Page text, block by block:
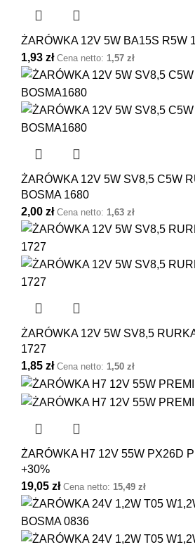
ŻARÓWKA 12V 5W BA15S R5W
1,93 zł Cena netto: 1,57 zł
ŻARÓWKA 12V 5W SV8,5 C5W
BOSMA 1680
2,00 zł Cena netto: 1,63 zł
ŻARÓWKA 12V 5W SV8,5
1727
1,85 zł Cena netto: 1,50 zł
ŻARÓWKA H7 12V 55W PX26D
+30%
19,05 zł Cena netto: 15,49 zł